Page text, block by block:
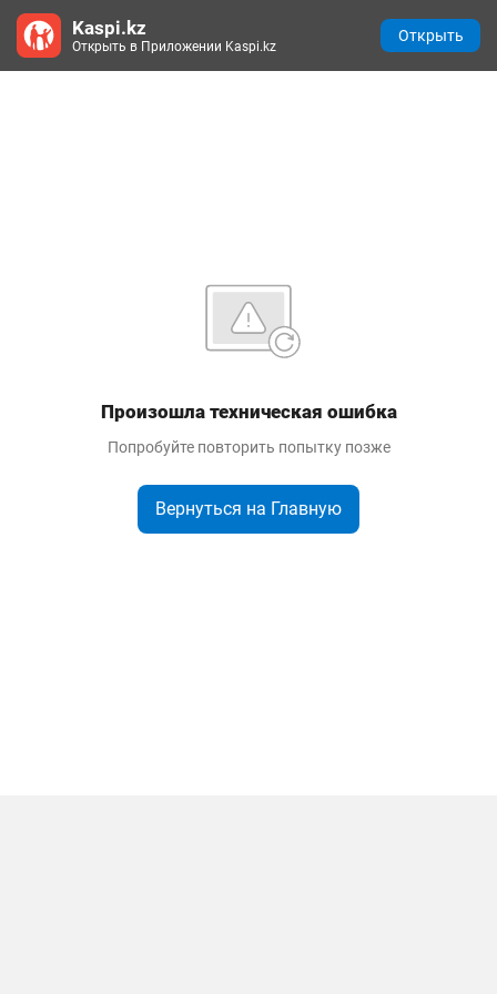
Произошла техническая ошибка
Попробуйте повторить попытку позже
Вернуться на Главную
Kaspi.kz
Открыть в Приложении Kaspi.kz
Открыть